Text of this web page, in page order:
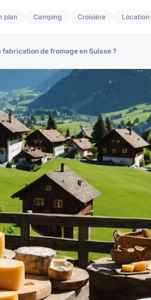
plan Camping Croisière Location
de fromage en Suisse ?